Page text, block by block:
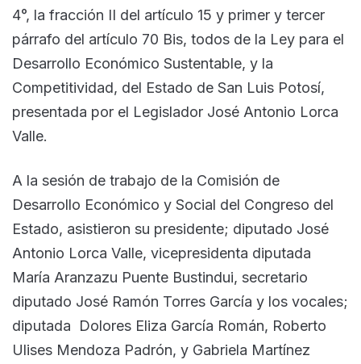
4°, la fracción II del artículo 15 y primer y tercer
párrafo del artículo 70 Bis, todos de la Ley para el
Desarrollo Económico Sustentable, y la
Competitividad, del Estado de San Luis Potosí,
presentada por el Legislador José Antonio Lorca
Valle.
A la sesión de trabajo de la Comisión de
Desarrollo Económico y Social del Congreso del
Estado, asistieron su presidente; diputado José
Antonio Lorca Valle, vicepresidenta diputada
María Aranzazu Puente Bustindui, secretario
diputado José Ramón Torres García y los vocales;
diputada Dolores Eliza García Román, Roberto
Ulises Mendoza Padrón, y Gabriela Martínez